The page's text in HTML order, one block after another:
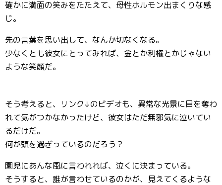
確かに満面の笑みをたたえて、母性ホルモン出まくりな感
じ。
先の言葉を思い出して、なんか切なくなる。
少なくとも彼女にとってみれば、金とか利権とかじゃない
ような笑顔だ。
そう考えると、リンク↓のビデオも、異常な光景に目を奪わ
れて気がつかなかったけど、彼女はただ無邪気に泣いてい
るだけだ。
何が頭を過ぎっているのだろう？
園児にあんな風に言われれば、泣くに決まっている。
そうすると、誰が言わせているのかが、見えてくるような